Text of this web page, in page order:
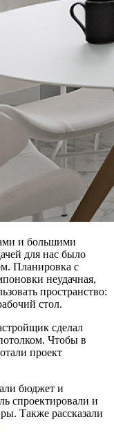
и большими
для нас было
Планировка с
неудачная,
пространство:
стол.
сделал
Чтобы в
проект
бюджет и
спроектировали и
Также рассказали